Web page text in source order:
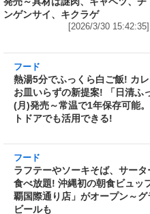
フード
3分で食べられる人気沸騰中の四
川料理! 日清食品が「カップヌー
発売～具材は謎肉、キャベツ、チ
ンゲンサイ、キクラゲ
[2026/3/30 15:42:35]